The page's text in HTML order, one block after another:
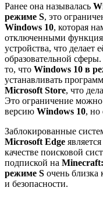
Ранее она называлась
режиме S, это
Windows 10, которая
отключенными
устройства, что делает
образовательной
то, что Windows 10 в
устанавливать
Microsoft Store, что
Это ограничение
версию Windows 10, но
Заблокированные
Microsoft Edge
качестве поисковой
подпиской на
режиме S очень близка
и безопасности.